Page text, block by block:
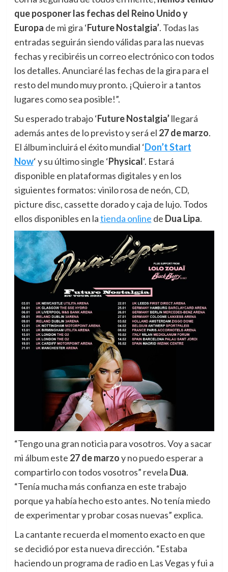
que posponer las fechas del Reino Unido y
Europa de mi gira ‘Future Nostalgia’. Todas las
entradas seguirán siendo válidas para las nuevas
fechas y recibiréis un correo electrónico con todos
los detalles. Anunciaré las fechas de la gira para el
resto del mundo muy pronto. ¡Quiero ir a tantos
lugares como sea posible!”.
Su esperado trabajo ‘Future Nostalgia’llegará
además antes de lo previsto y será el 27 de marzo.
El álbum incluirá el éxito mundial ‘Don’t Start
Now‘ y su último single ‘Physical‘. Estará
disponible en plataformas digitales y en los
siguientes formatos: vinilo rosa de neón, CD,
picture disc, cassette dorado y caja de lujo. Todos
ellos disponibles en latienda online de Dua Lipa.
“Tengo una gran noticia para vosotros. Voy a sacar
mi álbum este 27 de marzoy no puedo esperar a
compartirlo con todos vosotros” revela Dua.
“Tenía mucha más confianza en este trabajo
porque ya había hecho esto antes. No tenía miedo
de experimentar y probar cosas nuevas” explica.
La cantante recuerda el momento exacto en que
se decidió por esta nueva dirección. “Estaba
haciendo un programa de radio en Las Vegas y fui a